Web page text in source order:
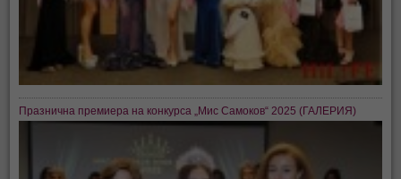
Празнична премиера на конкурса „Мис Самоков“ 2025 (ГАЛЕРИЯ)